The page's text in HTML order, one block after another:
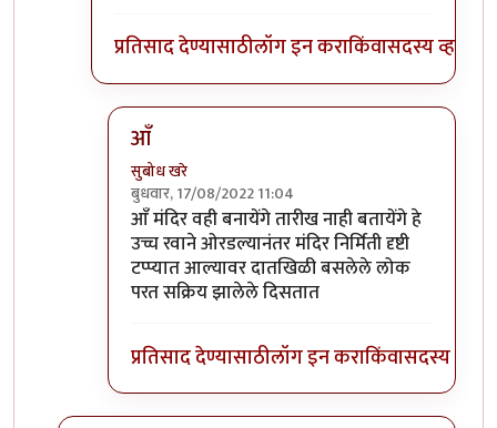
प्रतिसाद देण्यासाठीलॉग इन कराकिंवासदस्य व्हा
आँ
सुबोध खरे
बुधवार, 17/08/2022 11:04
In reply toडोळे बंद करून पातळी कशी समजते
आँ मंदिर वही बनायेंगे तारीख नाही बतायेंगे हे
उच्च रवाने ओरडल्यानंतर मंदिर निर्मिती दृष्टी
टप्प्यात आल्यावर दातखिळी बसलेले लोक
परत सक्रिय झालेले दिसतात
प्रतिसाद देण्यासाठीलॉग इन कराकिंवासदस्य व्हा